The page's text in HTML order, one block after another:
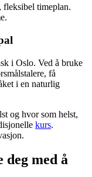
fleksibel timeplan.
i Oslo. Ved å bruke
få
i en naturlig
og hvor som helst,
kurs.
med å